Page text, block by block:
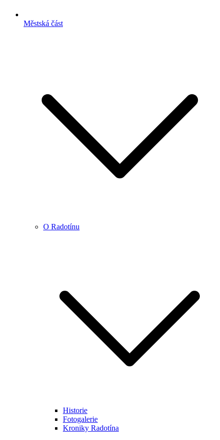
Městská část
O Radotínu
Historie
Fotogalerie
Kroniky Radotína